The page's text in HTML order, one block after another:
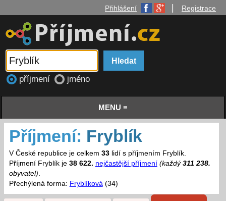
Přihlášení Registrace
příjmení jméno
MENU ≡
Příjmení: Fryblík
V České republice je celkem 33lidí s příjmením Fryblík.
Příjmení Fryblík je 38 622. nejčastější příjmení (každý 311 238.
obyvatel).
Přechýlená forma: Fryblíková(34)